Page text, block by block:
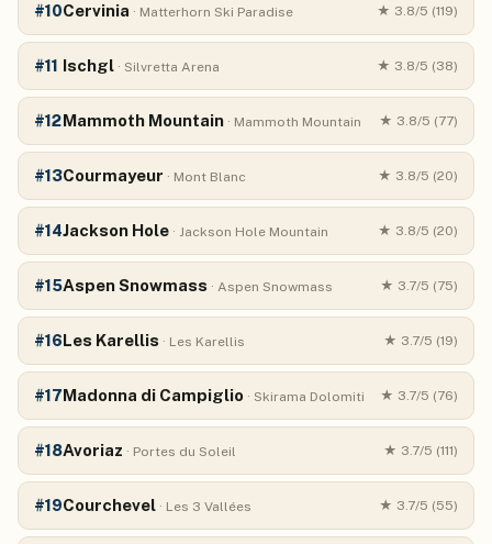
#10Cervinia · Matterhorn Ski Paradise ★ 3.8/5 (119)
#11 Ischgl · Silvretta Arena ★ 3.8/5 (38)
#12Mammoth Mountain · Mammoth Mountain ★ 3.8/5 (77)
#13Courmayeur · Mont Blanc ★ 3.8/5 (20)
#14Jackson Hole · Jackson Hole Mountain ★ 3.8/5 (20)
#15Aspen Snowmass · Aspen Snowmass ★ 3.7/5 (75)
#16Les Karellis · Les Karellis ★ 3.7/5 (19)
#17Madonna di Campiglio · Skirama Dolomiti ★ 3.7/5 (76)
#18Avoriaz · Portes du Soleil ★ 3.7/5 (111)
#19Courchevel · Les 3 Vallées ★ 3.7/5 (55)